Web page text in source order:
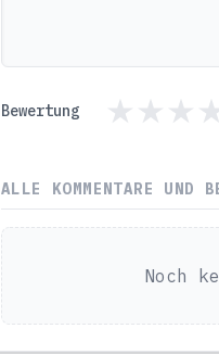
Bewertung
ALLE KOMMENTARE UND
Noch